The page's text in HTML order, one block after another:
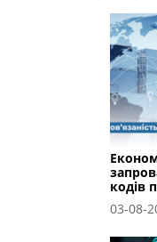
кодів
03-08-